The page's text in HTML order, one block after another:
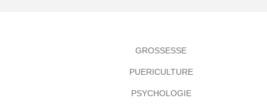
GROSSESSE
PUERICULTURE
PSYCHOLOGIE